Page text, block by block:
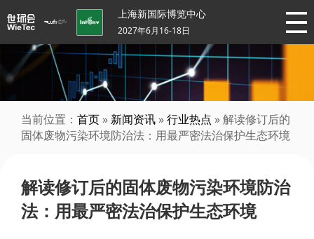
上海新国际博览中心
2027年6月16-18日
当前位置： 首页 » 新闻资讯 »行业热点 » 解读修订后的
固体废物污染环境防治法：用最严密法治保护生态环境
解读修订后的固体废物污染环境防治
法：用最严密法治保护生态环境